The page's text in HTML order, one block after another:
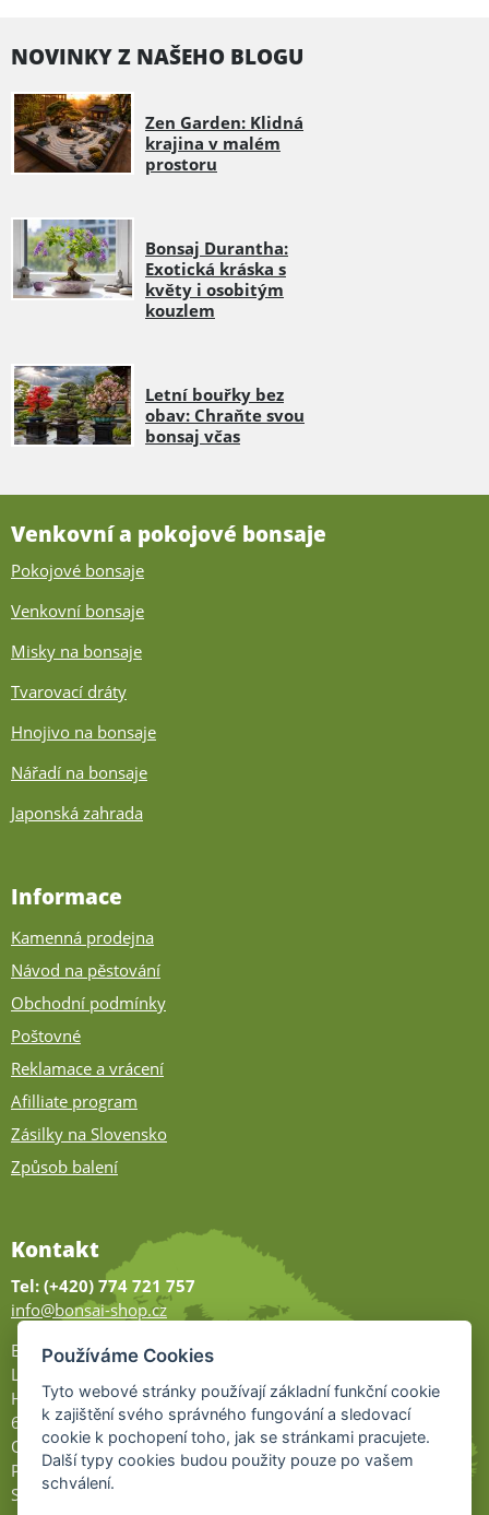
NOVINKY Z NAŠEHO BLOGU
Zen Garden: Klidná
krajina v malém
prostoru
Bonsaj Durantha:
Exotická kráska s
květy i osobitým
kouzlem
Letní bouřky bez
obav: Chraňte svou
bonsaj včas
Venkovní a pokojové bonsaje
Pokojové bonsaje
Venkovní bonsaje
Misky na bonsaje
Tvarovací dráty
Hnojivo na bonsaje
Nářadí na bonsaje
Japonská zahrada
Informace
Kamenná prodejna
Návod na pěstování
Obchodní podmínky
Poštovné
Reklamace a vrácení
Afilliate program
Zásilky na Slovensko
Způsob balení
Kontakt
Tel: (+420) 774 721 757
info@bonsai-shop.cz
Bonsai-shop
Legionářů 2
Hodonín
695 01
Otevřeno:
Po-Pá 9-17
So 9-11:30
Používáme Cookies
Tyto webové stránky používají základní funkční cookie
k zajištění svého správného fungování a sledovací
cookie k pochopení toho, jak se stránkami pracujete.
Další typy cookies budou použity pouze po vašem
schválení.